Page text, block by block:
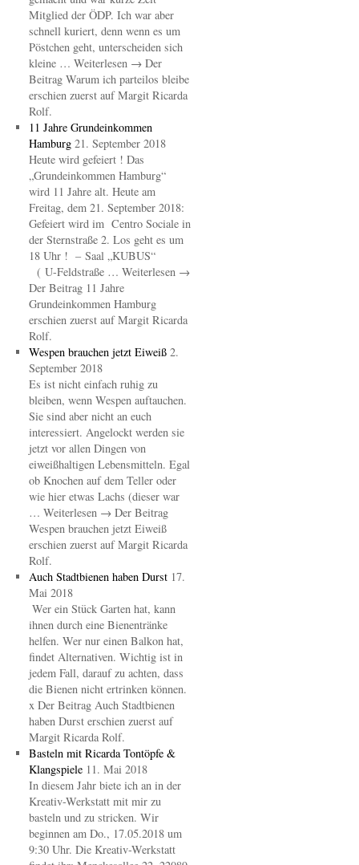
Mitglied der ÖDP. Ich war aber
schnell kuriert, denn wenn es um
Pöstchen geht, unterscheiden sich
kleine … Weiterlesen → Der
Beitrag Warum ich parteilos bleibe
erschien zuerst auf Margit Ricarda
Rolf.
11 Jahre Grundeinkommen
Hamburg 21. September 2018
Heute wird gefeiert ! Das
„Grundeinkommen Hamburg“
wird 11 Jahre alt. Heute am
Freitag, dem 21. September 2018:
Gefeiert wird im Centro Sociale in
der Sternstraße 2. Los geht es um
18 Uhr ! – Saal „KUBUS“
( U-Feldstraße … Weiterlesen →
Der Beitrag 11 Jahre
Grundeinkommen Hamburg
erschien zuerst auf Margit Ricarda
Rolf.
Wespen brauchen jetzt Eiweiß 2.
September 2018
Es ist nicht einfach ruhig zu
bleiben, wenn Wespen auftauchen.
Sie sind aber nicht an euch
interessiert. Angelockt werden sie
jetzt vor allen Dingen von
eiweißhaltigen Lebensmitteln. Egal
ob Knochen auf dem Teller oder
wie hier etwas Lachs (dieser war
… Weiterlesen → Der Beitrag
Wespen brauchen jetzt Eiweiß
erschien zuerst auf Margit Ricarda
Rolf.
Auch Stadtbienen haben Durst 17.
Mai 2018
Wer ein Stück Garten hat, kann
ihnen durch eine Bienentränke
helfen. Wer nur einen Balkon hat,
findet Alternativen. Wichtig ist in
jedem Fall, darauf zu achten, dass
die Bienen nicht ertrinken können.
x Der Beitrag Auch Stadtbienen
haben Durst erschien zuerst auf
Margit Ricarda Rolf.
Basteln mit Ricarda Tontöpfe &
Klangspiele 11. Mai 2018
In diesem Jahr biete ich an in der
Kreativ-Werkstatt mit mir zu
basteln und zu stricken. Wir
beginnen am Do., 17.05.2018 um
9:30 Uhr. Die Kreativ-Werkstatt